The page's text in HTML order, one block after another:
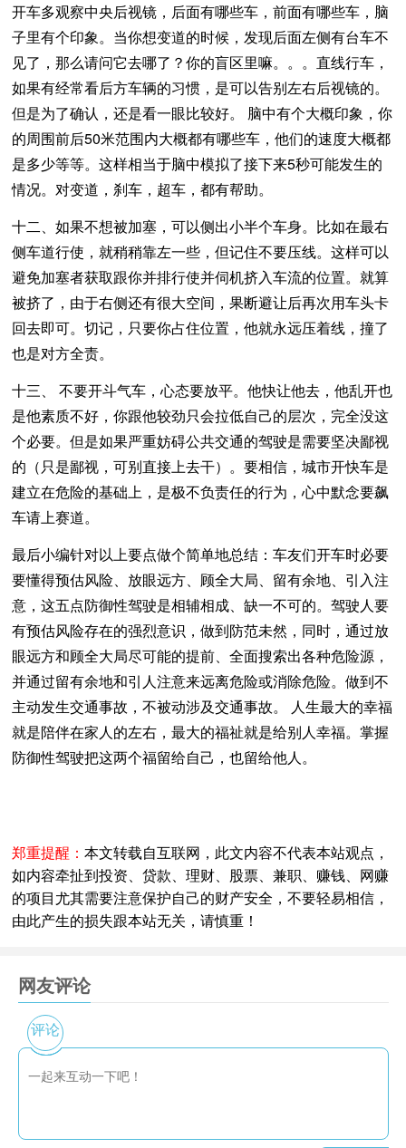
开车多观察中央后视镜，后面有哪些车，前面有哪些车，脑
子里有个印象。当你想变道的时候，发现后面左侧有台车不
见了，那么请问它去哪了？你的盲区里嘛。。。直线行车，
如果有经常看后方车辆的习惯，是可以告别左右后视镜的。
但是为了确认，还是看一眼比较好。 脑中有个大概印象，你
的周围前后50米范围内大概都有哪些车，他们的速度大概都
是多少等等。这样相当于脑中模拟了接下来5秒可能发生的
情况。对变道，刹车，超车，都有帮助。
十二、如果不想被加塞，可以侧出小半个车身。比如在最右
侧车道行使，就稍稍靠左一些，但记住不要压线。这样可以
避免加塞者获取跟你并排行使并伺机挤入车流的位置。就算
被挤了，由于右侧还有很大空间，果断避让后再次用车头卡
回去即可。切记，只要你占住位置，他就永远压着线，撞了
也是对方全责。
十三、 不要开斗气车，心态要放平。他快让他去，他乱开也
是他素质不好，你跟他较劲只会拉低自己的层次，完全没这
个必要。但是如果严重妨碍公共交通的驾驶是需要坚决鄙视
的（只是鄙视，可别直接上去干）。要相信，城市开快车是
建立在危险的基础上，是极不负责任的行为，心中默念要飙
车请上赛道。
最后小编针对以上要点做个简单地总结：车友们开车时必要
要懂得预估风险、放眼远方、顾全大局、留有余地、引入注
意，这五点防御性驾驶是相辅相成、缺一不可的。驾驶人要
有预估风险存在的强烈意识，做到防范未然，同时，通过放
眼远方和顾全大局尽可能的提前、全面搜索出各种危险源，
并通过留有余地和引人注意来远离危险或消除危险。做到不
主动发生交通事故，不被动涉及交通事故。 人生最大的幸福
就是陪伴在家人的左右，最大的福祉就是给别人幸福。掌握
防御性驾驶把这两个福留给自己，也留给他人。
郑重提醒： 本文转载自互联网，此文内容不代表本站观点，
如内容牵扯到投资、贷款、理财、股票、兼职、赚钱、网赚
的项目尤其需要注意保护自己的财产安全，不要轻易相信，
由此产生的损失跟本站无关，请慎重！
网友评论
评论